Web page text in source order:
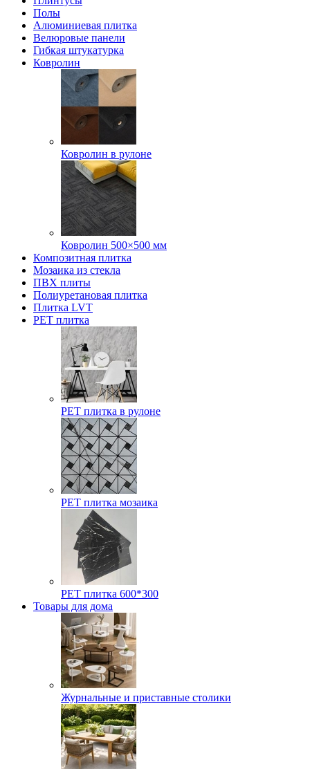
Полы
Алюминиевая плитка
Велюровые панели
Гибкая штукатурка
Ковролин
Ковролин в рулоне
Ковролин 500×500 мм
Композитная плитка
Мозаика из стекла
ПВХ плиты
Полиуретановая плитка
Плитка LVT
РЕТ плитка
РЕТ плитка в рулоне
РЕТ плитка мозаика
РЕТ плитка 600*300
Товары для дома
Журнальные и приставные столики